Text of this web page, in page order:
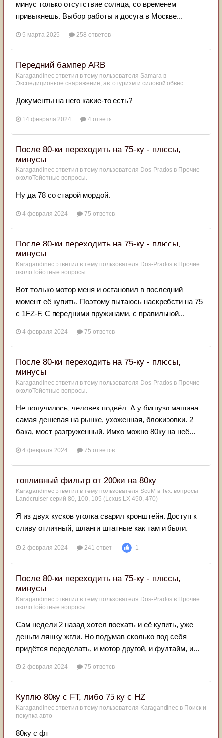
минус только отсутствие солнца, со временем
привыкнешь. Выбор работы и досуга в Москве...
5 марта 2025 258 ответов
Передний бампер ARB
Karagandinec ответил в тему пользователя Samara в
Экспедиционное снаряжение, автотуризм и силовой обвес
Документы на него какие-то есть?
14 февраля 2024 4 ответа
После 80-ки переходить на 75-ку - плюсы,
минусы
Karagandinec ответил в тему пользователя Dos-Prados в Прочие
околоТойотные вопросы.
Ну да 78 со старой мордой.
4 февраля 2024 75 ответов
После 80-ки переходить на 75-ку - плюсы,
минусы
Karagandinec ответил в тему пользователя Dos-Prados в Прочие
околоТойотные вопросы.
Вот только мотор меня и остановил в последний
момент еë купить. Поэтому пытаюсь наскребсти на 75
с 1FZ-F. С передними пружинами, с правильной...
4 февраля 2024 75 ответов
После 80-ки переходить на 75-ку - плюсы,
минусы
Karagandinec ответил в тему пользователя Dos-Prados в Прочие
околоТойотные вопросы.
Не получилось, человек подвëл. А у бигпузо машина
самая дешевая на рынке, ухоженная, блокировки. 2
бака, мост разгруженный. Имхо можно 80ку на неë...
4 февраля 2024 75 ответов
топливный фильтр от 200ки на 80ку
Karagandinec ответил в тему пользователя ScuM в Тех. вопросы
Landcruiser серий 80, 100, 105 (Lexus LX 450, 470)
Я из двух кусков уголка сварил кронштейн. Доступ к
сливу отличный, шланги штатные как там и были.
2 февраля 2024 241 ответ 1
После 80-ки переходить на 75-ку - плюсы,
минусы
Karagandinec ответил в тему пользователя Dos-Prados в Прочие
околоТойотные вопросы.
Сам недели 2 назад хотел поехать и еë купить, уже
деньги ляшку жгли. Но подумав сколько под себя
придëтся переделать, и мотор другой, и фултайм, и...
2 февраля 2024 75 ответов
Куплю 80ку с FT, либо 75 ку с HZ
Karagandinec ответил в тему пользователя Karagandinec в Поиск и
покупка авто
80ку с фт